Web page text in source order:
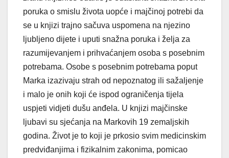
poruka o smislu života uopće i majčinoj potrebi da
se u knjizi trajno sačuva uspomena na njezino
ljubljeno dijete i uputi snažna poruka i želja za
razumijevanjem i prihvaćanjem osoba s posebnim
potrebama. Osobe s posebnim potrebama poput
Marka izazivaju strah od nepoznatog ili sažaljenje
i malo je onih koji će ispod ograničenja tijela
uspjeti vidjeti dušu anđela. U knjizi majčinske
ljubavi su sjećanja na Markovih 19 zemaljskih
godina. Život je to koji je prkosio svim medicinskim
predviđanjima i fizikalnim zakonima, pomicao